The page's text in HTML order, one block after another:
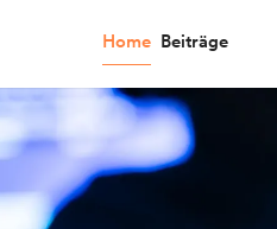
Home Beiträge